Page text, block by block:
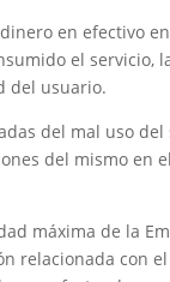
en efectivo
el servicio,
del usuario.
del mal uso del
del mismo en
máxima de la
relacionada con